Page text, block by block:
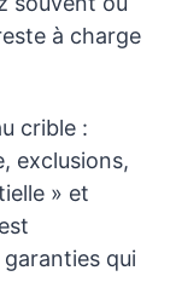
à charge
crible :
exclusions,
» et
garanties qui